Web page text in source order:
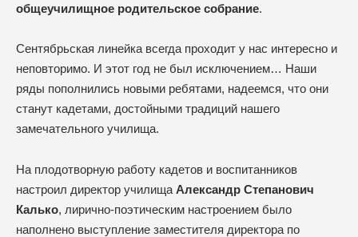
общеучилищное родительское собрание.
Сентябрьская линейка всегда проходит у нас интересно и
неповторимо. И этот год не был исключением… Наши
ряды пополнились новыми ребятами, надеемся, что они
станут кадетами, достойными традиций нашего
замечательного училища.
На плодотворную работу кадетов и воспитанников
настроил директор училища Александр Степанович
Калько, лирично-поэтическим настроением было
наполнено выступление заместителя директора по